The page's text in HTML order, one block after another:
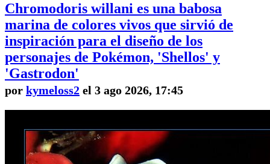
Chromodoris willani es una babosa
marina de colores vivos que sirvió de
inspiración para el diseño de los
personajes de Pokémon, 'Shellos' y
'Gastrodon'
por kymeloss2 el 3 ago 2026, 17:45